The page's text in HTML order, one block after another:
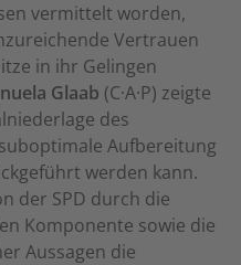
vermittelt worden,
Vertrauen
in ihr Gelingen
Glaab (C·A·P) zeigte
des
Aufbereitung
werden kann.
der SPD durch die
Komponente sowie die
Aussagen die